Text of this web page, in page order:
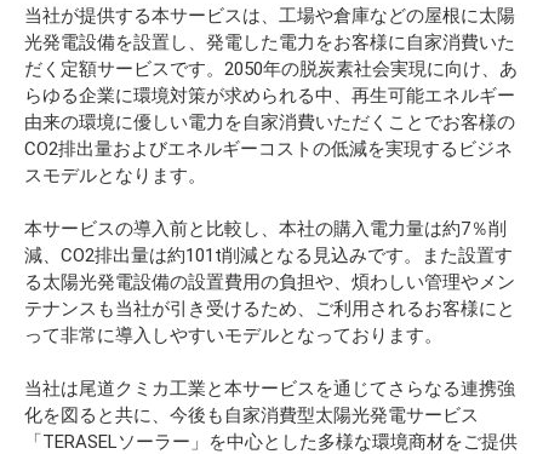
当社が提供する本サービスは、工場や倉庫などの屋根に太陽
光発電設備を設置し、発電した電力をお客様に自家消費いた
だく定額サービスです。2050年の脱炭素社会実現に向け、あ
らゆる企業に環境対策が求められる中、再生可能エネルギー
由来の環境に優しい電力を自家消費いただくことでお客様の
CO2排出量およびエネルギーコストの低減を実現するビジネ
スモデルとなります。
本サービスの導入前と比較し、本社の購入電力量は約7％削
減、CO2排出量は約101t削減となる見込みです。また設置す
る太陽光発電設備の設置費用の負担や、煩わしい管理やメン
テナンスも当社が引き受けるため、ご利用されるお客様にと
って非常に導入しやすいモデルとなっております。
当社は尾道クミカ工業と本サービスを通じてさらなる連携強
化を図ると共に、今後も自家消費型太陽光発電サービス
「TERASELソーラー」を中心とした多様な環境商材をご提供